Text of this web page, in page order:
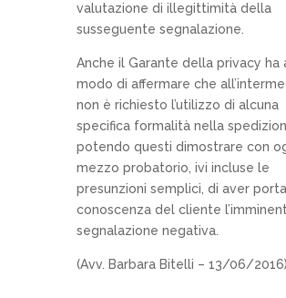
valutazione di illegittimità della
susseguente segnalazione.
Anche il Garante della privacy ha
modo di affermare che
non è richiesto l’utilizzo di alcuna
specifica formalità nella
potendo questi dimostrare con
mezzo probatorio, ivi incluse le
presunzioni semplici, di aver
conoscenza del cliente
segnalazione negativa.
(Avv. Barbara Bitelli – 13/06/2016)